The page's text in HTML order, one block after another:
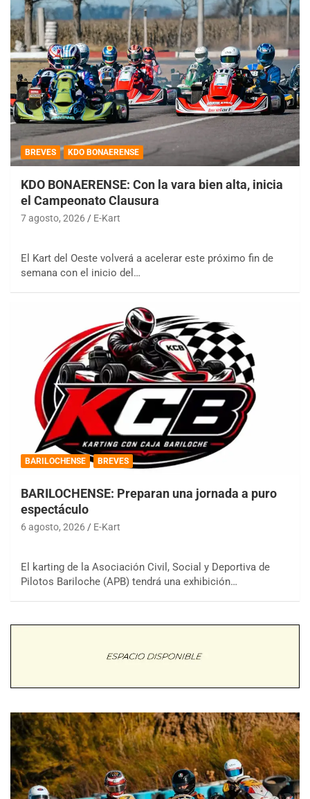
BREVES KDO BONAERENSE
KDO BONAERENSE: Con la vara bien alta, inicia
el Campeonato Clausura
7 agosto, 2026 E-Kart
El Kart del Oeste volverá a acelerar este próximo fin de
semana con el inicio del…
BARILOCHENSE BREVES
BARILOCHENSE: Preparan una jornada a puro
espectáculo
6 agosto, 2026 E-Kart
El karting de la Asociación Civil, Social y Deportiva de
Pilotos Bariloche (APB) tendrá una exhibición…